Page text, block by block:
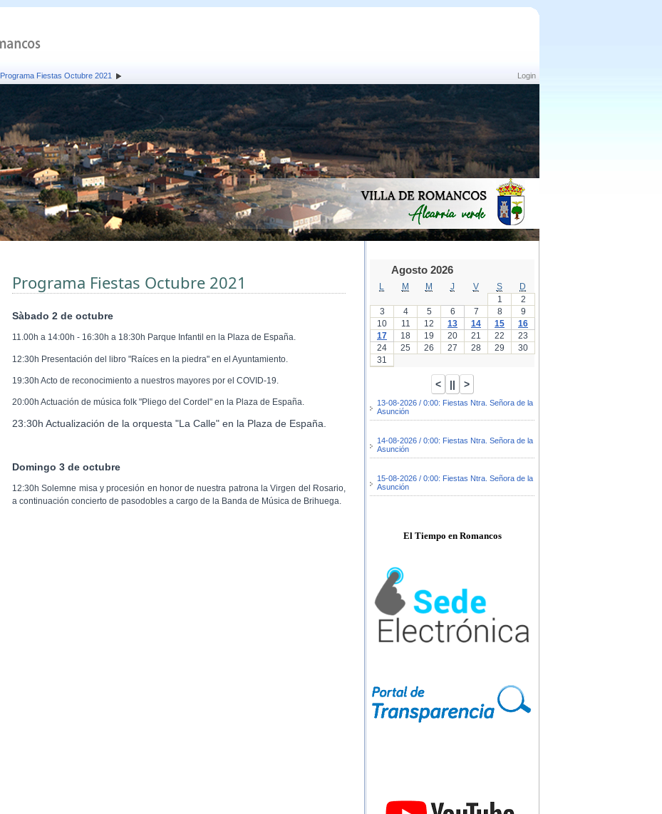
Login
Programa Fiestas Octubre 2021
Programa Fiestas Octubre 2021
Sàbado 2 de octubre
11.00h a 14:00h - 16:30h a 18:30h Parque Infantil en la Plaza de España.
12:30h Presentación del libro "Raíces en la piedra" en el Ayuntamiento.
19:30h Acto de reconocimiento a nuestros mayores por el COVID-19.
20:00h Actuación de música folk "Pliego del Cordel" en la Plaza de España.
23:30h Actualización de la orquesta "La Calle" en la Plaza de España.
Domingo 3 de octubre
12:30h Solemne misa y procesión en honor de nuestra patrona la Virgen del Rosario,
a continuación concierto de pasodobles a cargo de la Banda de Música de Brihuega.
Agosto 2026
M M J V S
D
1
2
3
4 5 6 7 8
9
10
11 12 13 14 15
16
17
18 19 20 21 22
23
24
25 26 27 28 29
30
31
13-08-2026 / 0:00: Fiestas Ntra. Señora de la
Asunción
14-08-2026 / 0:00: Fiestas Ntra. Señora de la
Asunción
15-08-2026 / 0:00: Fiestas Ntra. Señora de la
Asunción
El Tiempo en Romancos